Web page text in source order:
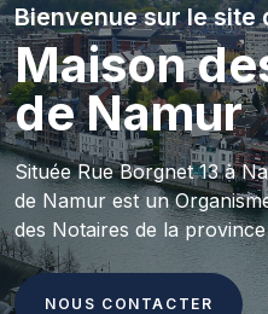
Bienvenue sur le site
Maison
de Namur
Située Rue Borgnet 13 à
de Namur est un
des Notaires de la
NOUS CONTACTER